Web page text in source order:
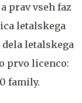
prav vseh faz
letalskega
letalskega
prvo licenco:
family.